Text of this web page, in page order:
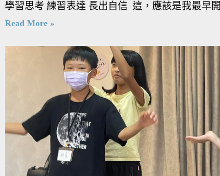
學習思考 練習表達 長出自信 這，應該是我最早
Read More »